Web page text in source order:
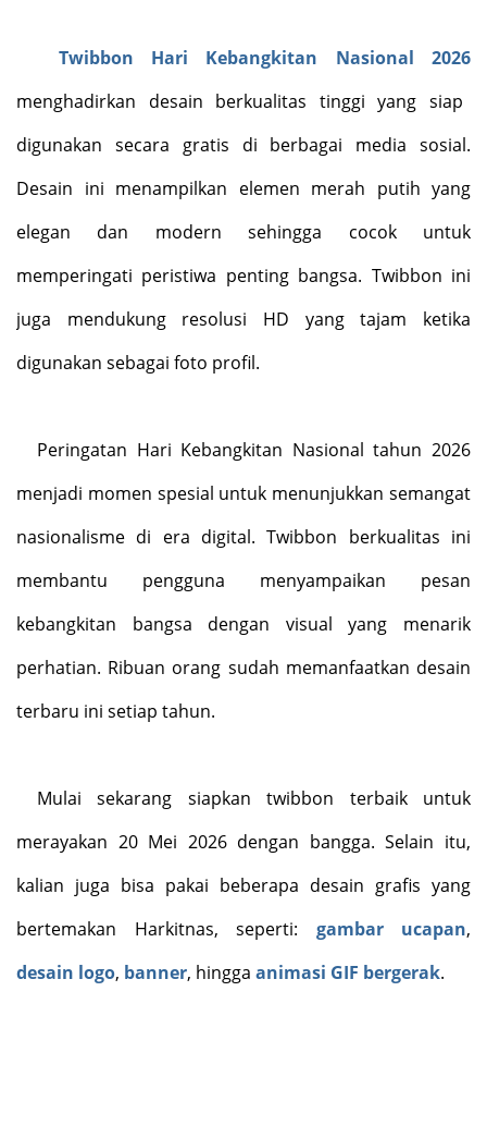
Twibbon Hari Kebangkitan Nasional 2026
menghadirkan desain berkualitas tinggi yang siap
digunakan secara gratis di berbagai media sosial.
Desain ini menampilkan elemen merah putih yang
elegan dan modern sehingga cocok untuk
memperingati peristiwa penting bangsa. Twibbon ini
juga mendukung resolusi HD yang tajam ketika
digunakan sebagai foto profil.
Peringatan Hari Kebangkitan Nasional tahun 2026
menjadi momen spesial untuk menunjukkan semangat
nasionalisme di era digital. Twibbon berkualitas ini
membantu pengguna menyampaikan pesan
kebangkitan bangsa dengan visual yang menarik
perhatian. Ribuan orang sudah memanfaatkan desain
terbaru ini setiap tahun.
Mulai sekarang siapkan twibbon terbaik untuk
merayakan 20 Mei 2026 dengan bangga.Selain itu,
kalian juga bisa pakai beberapa desain grafis yang
bertemakan Harkitnas, seperti: gambar ucapan,
desain logo, banner, hingga animasi GIF bergerak.